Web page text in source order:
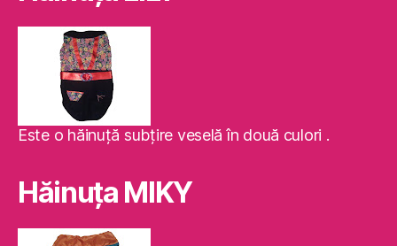
Este o hăinuţă subţire veselă în două culori .
Hăinuţa MIKY